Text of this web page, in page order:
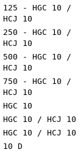
125 - HGC 10 /
HCJ 10
250 - HGC 10 /
HCJ 10
500 - HGC 10 /
HCJ 10
750 - HGC 10 /
HCJ 10
HGC 10
HGC 10 / HCJ 10
HGC 10 / HCJ 10
10 D